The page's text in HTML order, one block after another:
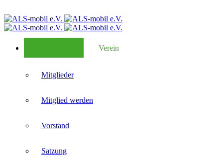
Verein
Mitglieder
Mitglied werden
Vorstand
Satzung